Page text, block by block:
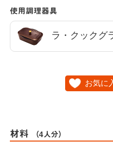
使用調理器具
ラ・クックグ
お気に
材料 （4人分）